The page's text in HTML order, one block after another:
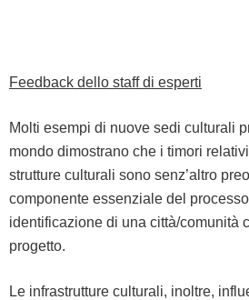
Feed­back del­lo staff di esperti
Molti esem­pi di nuove sedi cul­tur­ali
mon­do dimostra­no che i tim­o­ri
strut­ture cul­tur­ali sono sen­z’al­tro
com­po­nente essen­ziale del
iden­ti­fi­cazione di una città/comunità
progetto.
Le infra­strut­ture cul­tur­ali, inoltre,